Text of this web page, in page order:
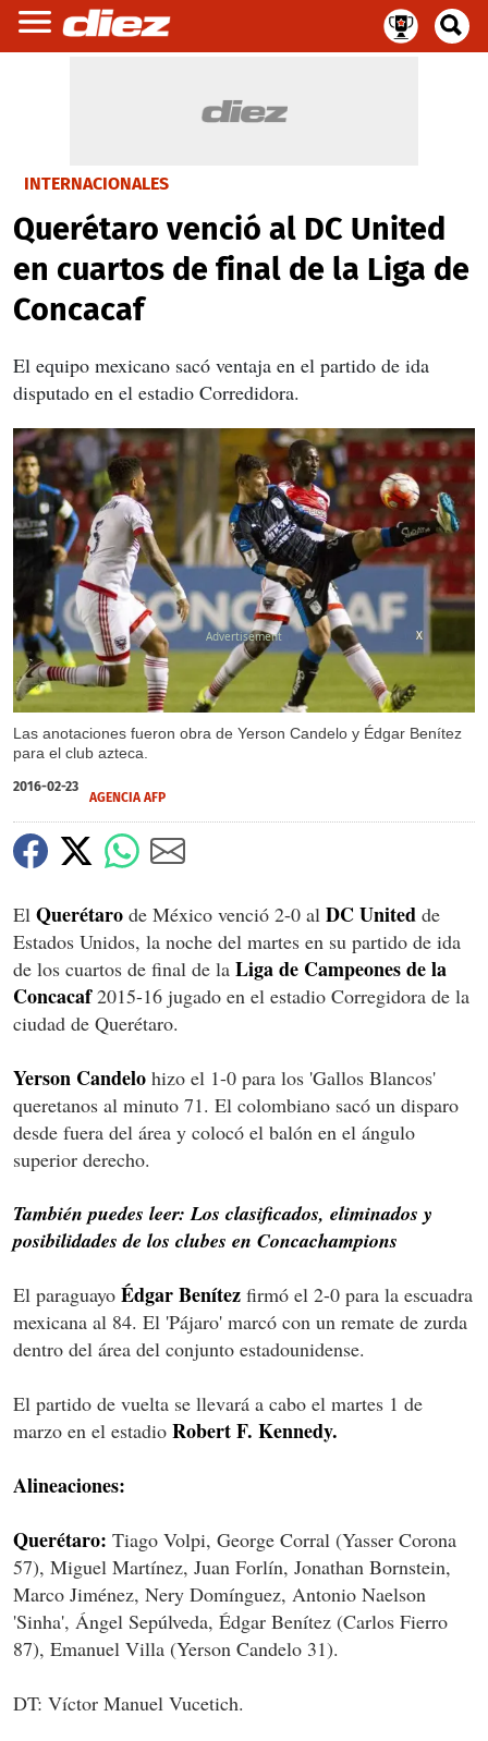
INTERNACIONALES
Querétaro venció al DC United
en cuartos de final de la Liga de
Concacaf
El equipo mexicano sacó ventaja en el partido de ida
disputado en el estadio Corredidora.
Las anotaciones fueron obra de Yerson Candelo y Édgar Benítez
para el club azteca.
X
2016-02-23
AGENCIA AFP
El Querétaro de México venció 2-0 al DC United de
Estados Unidos, la noche del martes en su partido de ida
de los cuartos de final de la Liga de Campeones de la
Concacaf2015-16 jugado en el estadio Corregidora de la
ciudad de Querétaro.
Yerson Candelo hizo el 1-0 para los 'Gallos Blancos'
queretanos al minuto 71. El colombiano sacó un disparo
desde fuera del área y colocó el balón en el ángulo
superior derecho.
También puedes leer: Los clasificados, eliminados y
posibilidades de los clubes en Concachampions
El paraguayo Édgar Benítez firmó el 2-0 para la escuadra
mexicana al 84. El 'Pájaro' marcó con un remate de zurda
dentro del área del conjunto estadounidense.
El partido de vuelta se llevará a cabo el martes 1 de
marzo en el estadio Robert F. Kennedy.
Alineaciones:
Querétaro: Tiago Volpi, George Corral (Yasser Corona
57), Miguel Martínez, Juan Forlín, Jonathan Bornstein,
Marco Jiménez, Nery Domínguez, Antonio Naelson
'Sinha', Ángel Sepúlveda, Édgar Benítez (Carlos Fierro
87), Emanuel Villa (Yerson Candelo 31).
DT: Víctor Manuel Vucetich.